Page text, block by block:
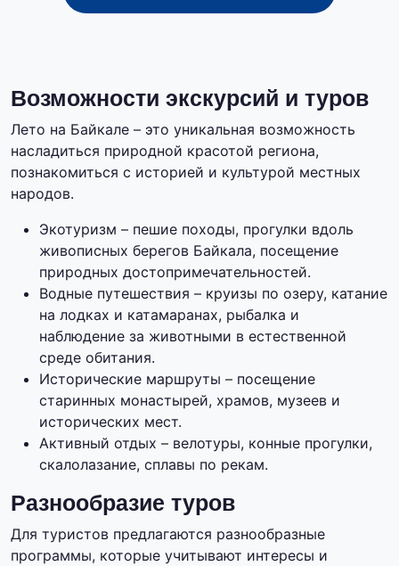
Возможности экскурсий и туров
Лето на Байкале – это уникальная возможность
насладиться природной красотой региона,
познакомиться с историей и культурой местных
народов.
Экотуризм – пешие походы, прогулки вдоль
живописных берегов Байкала, посещение
природных достопримечательностей.
Водные путешествия – круизы по озеру, катание
на лодках и катамаранах, рыбалка и
наблюдение за животными в естественной
среде обитания.
Исторические маршруты – посещение
старинных монастырей, храмов, музеев и
исторических мест.
Активный отдых – велотуры, конные прогулки,
скалолазание, сплавы по рекам.
Разнообразие туров
Для туристов предлагаются разнообразные
программы, которые учитывают интересы и